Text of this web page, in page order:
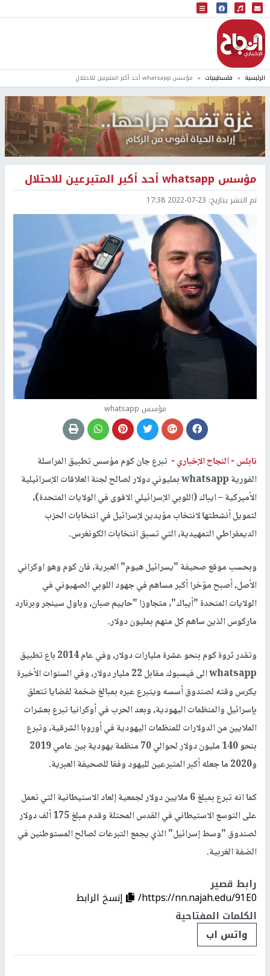
البث المباشر
إذاعة النجاح
الرئيسية فلسطينيات مؤسس whatsapp أحد أكبر المتبرعين للاحتلال
مؤسس whatsapp أحد أكبر المتبرعين للاحتلال
تم النشر بتاريخ: 2022-07-23 17:38
مؤسس whatsapp
نابلس -النجاح الإخباري - تبرع جان كوم مؤسس تطبيق المراسلة
الفورية whatsapp بمليوني دولار لصالح لجنة العلاقات الإسرائيلية
الأميركية – ايباك (اللوبي الإسرائيلي الاقوى في الولايات المتحدة)،
لتمويل أنشطتها لانتخاب مؤيدين لإسرائيل في انتخابات الحزب
الديمقراطي التمهيدية، التي تسبق انتخابات الكونغرس.
وبحسب موقع صحيفة "يسرائيل هيوم" العبرية، فان كوم وهو اوكراني
الأصل، أصبح مؤخرا أكبر مساهم في جهود اللوبي الصهيوني في
الولايات المتحدة "أيباك"، متجاوزا "حاييم صبان، وباول سينجر وبرنارد
ماركوس الذين ساهم كل منهم بمليون دولار.
وتقدر ثروة كوم بنحو عشرة مليارات دولار، وفي عام 2014 باع تطبيق
whatsapp الى فيسبوك مقابل 22 مليار دولار، وفي السنوات الأخيرة
يكرس وقته لصندوق أسسه ويتبرع عبره بمبالغ ضخمة لقضايا تتعلق
بإسرائيل والمنظمات اليهودية، وبعد الحرب في أوكرانيا تبرع بعشرات
الملايين من الدولارات للمنظمات اليهودية في أوروبا الشرقية، وتبرع
بنحو 140 مليون دولار لحوالي 70 منظمة يهودية بين عامي 2019
و2020 ما جعله أكبر المتبرعين لليهود وفقا للصحيفة العبرية.
كما انه تبرع بمبلغ 6 ملايين دولار لجمعية إلعاد الاستيطانية التي تعمل
على التوسع الاستيطاني في القدس المحتلة وقدم مبلغ 175 ألف دولار
لصندوق "وسط إسرائيل" الذي يجمع التبرعات لصالح المستوطنين في
الضفة الغربية.
رابط قصير
https://nn.najah.edu/91E0/
إنسخ الرابط
الكلمات المفتاحية
واتس اب